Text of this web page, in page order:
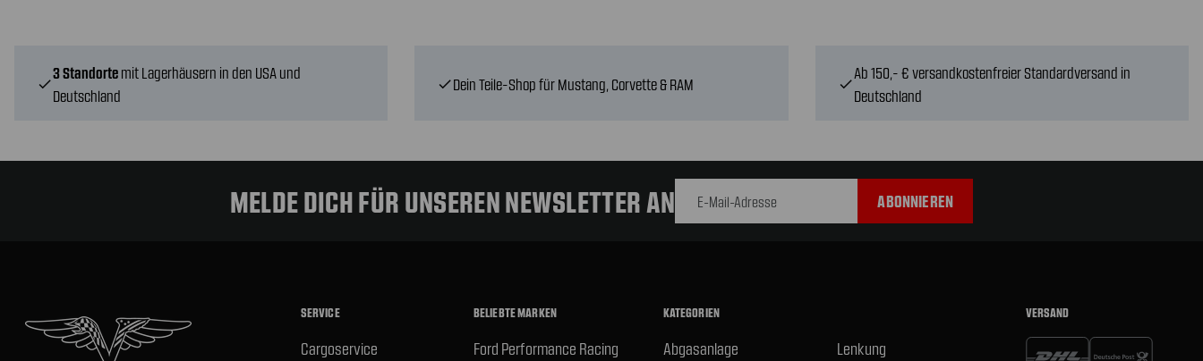
check
3 Standorte mit Lagerhäusern in den USA und
Deutschland
checkDein Teile-Shop für Mustang, Corvette & RAM check
Ab 150,- € versandkostenfreier Standardversand in
Deutschland
MELDE DICH FÜR UNSEREN NEWSLETTER AN
SERVICE
Cargoservice
BELIEBTE MARKEN
Ford Performance Racing
KATEGORIEN
Abgasanlage
Lenkung
VERSAND